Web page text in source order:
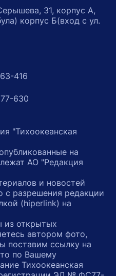
31, корпус А,
корпус Б(вход с ул.
416
630
"Тихоокеанская
на
АО "Редакция
и новостей
с разрешения редакции
(hiperlink) на
из открытых
автором фото,
поставим ссылку на
по Вашему
Тихоокеанская